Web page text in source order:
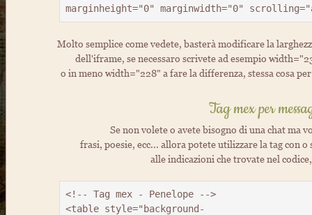
marginheight="0" marginwidth="0"
Molto semplice come vedete, basterà modificare la
dell'iframe, se necessaro scrivete ad esempio
o in meno width="228" a fare la differenza, stessa cosa
Tag mex per
Se non volete o avete bisogno di una chat ma
frasi, poesie, ecc... allora potete utilizzare la tag con
alle indicazioni che trovate nel
<!-- Tag mex - Penelope -->
<table style="background-